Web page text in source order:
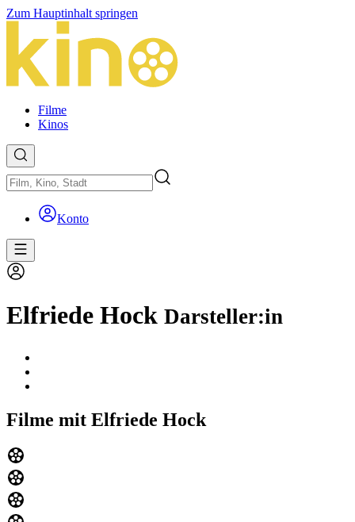
Zum Hauptinhalt springen
Filme
Kinos
Konto
Elfriede Hock Darsteller:in
Filme mit Elfriede Hock